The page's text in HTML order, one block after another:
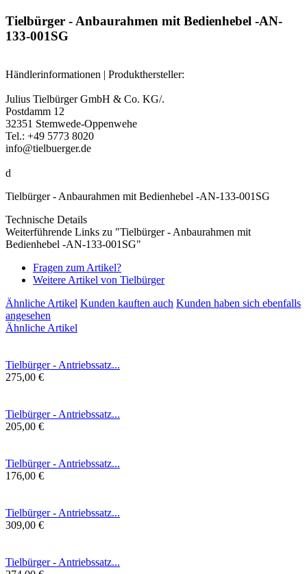
Tielbürger - Anbaurahmen mit Bedienhebel -AN-
133-001SG
Händlerinformationen | Produkthersteller:
Julius Tielbürger GmbH & Co. KG/.
Postdamm 12
32351 Stemwede-Oppenwehe
Tel.: +49 5773 8020
info@tielbuerger.de
d
Tielbürger - Anbaurahmen mit Bedienhebel -AN-133-001SG
Technische Details
Weiterführende Links zu "Tielbürger - Anbaurahmen mit
Bedienhebel -AN-133-001SG"
Fragen zum Artikel?
Weitere Artikel von Tielbürger
Ähnliche Artikel Kunden kauften auch Kunden haben sich ebenfalls
angesehen
Ähnliche Artikel
Tielbürger - Antriebssatz...
275,00 €
Tielbürger - Antriebssatz...
205,00 €
Tielbürger - Antriebssatz...
176,00 €
Tielbürger - Antriebssatz...
309,00 €
Tielbürger - Antriebssatz...